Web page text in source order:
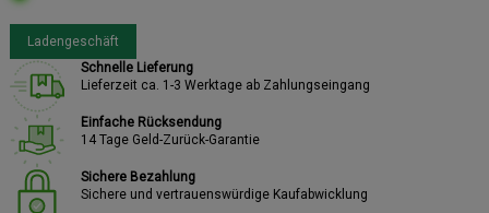
Ladengeschäft
Schnelle Lieferung
Lieferzeit ca. 1-3 Werktage ab Zahlungseingang
Einfache Rücksendung
14 Tage Geld-Zurück-Garantie
Sichere Bezahlung
Sichere und vertrauenswürdige Kaufabwicklung